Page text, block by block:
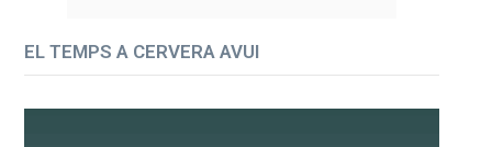
EL TEMPS A CERVERA AVUI